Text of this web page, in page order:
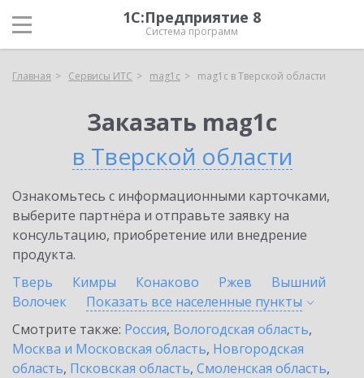
1С:Предприятие 8
Система программ
Главная Сервисы ИТС mag1c mag1c в Тверской области
Заказать mag1c
в Тверской области
Ознакомьтесь с информационными карточками,
выберите партнёра и отправьте заявку на
консультацию, приобретение или внедрение
продукта.
Тверь
Кимры Конаково Ржев
Вышний
Волочек
Показать все населенные пункты
Смотрите также: Россия, Вологодская область,
Москва и Московская область, Новгородская
область, Псковская область, Смоленская область,